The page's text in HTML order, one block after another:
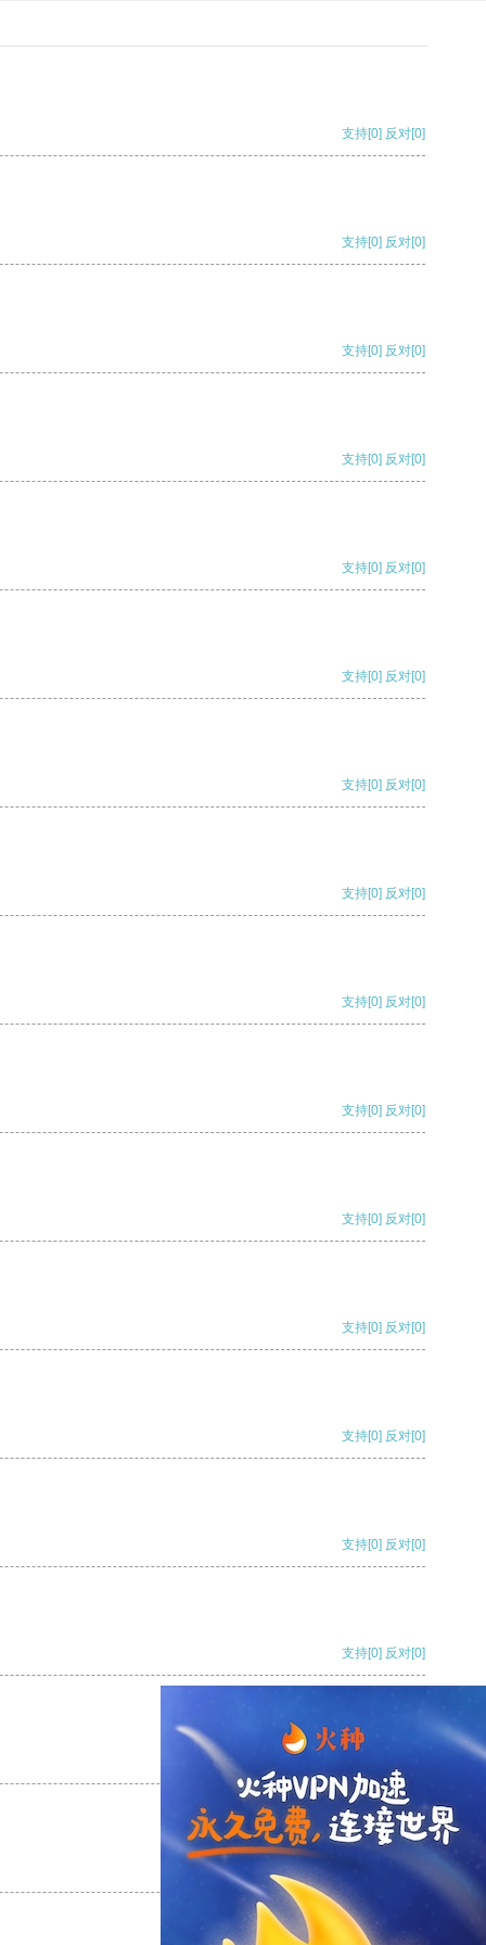
支持[0] 反对[0]
支持[0] 反对[0]
支持[0] 反对[0]
支持[0] 反对[0]
支持[0] 反对[0]
支持[0] 反对[0]
支持[0] 反对[0]
支持[0] 反对[0]
支持[0] 反对[0]
支持[0] 反对[0]
支持[0] 反对[0]
支持[0] 反对[0]
支持[0] 反对[0]
支持[0] 反对[0]
支持[0] 反对[0]
反对